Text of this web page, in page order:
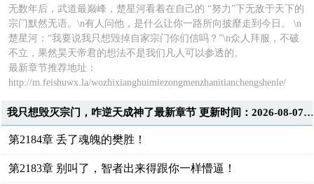
无数年后，武道最巅峰，楚星河看着在自己的 “努力”下无敌于天下的
宗门默然无语。\n有人问他，是什么让你一路所向披靡走到今日。 \n
楚星河：“我要说我只想毁掉自家宗门你们信吗？”\n众人拜服，不破
不立，果然昊天帝君的想法不是我们凡人可以参透的。
最新章节推荐地址：
http://m.feishuwx.la/wozhixianghuimiezongmenzhanitianchengshenle/
我只想毁灭宗门，咋逆天成神了最新章节 更新时间：2026-08-07T17:00:27
第2184章 丢了魂魄的樊胜！
第2183章 别叫了，智者出来得跟你一样懵逼！